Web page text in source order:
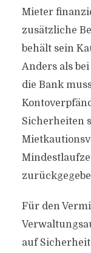
Mieter
zusätzliche
behält sein
Anders als
die Bank
Sicherheiten
Für den
auf